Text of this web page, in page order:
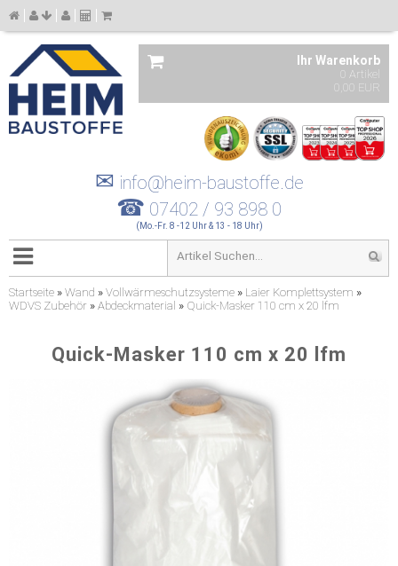
Ihr Warenkorb
0 Artikel
0,00 EUR
✉ info@heim-baustoffe.de
☎ 07402 / 93 898 0
(Mo.-Fr. 8 -12 Uhr & 13 - 18 Uhr)
Startseite » Wand » Vollwärmeschutzsysteme » Laier Komplettsystem »
WDVS Zubehör » Abdeckmaterial » Quick-Masker 110 cm x 20 lfm
Quick-Masker 110 cm x 20 lfm